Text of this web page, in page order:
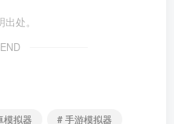
处。
模拟器
# 手游模拟器